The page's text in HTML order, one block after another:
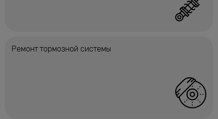
Ремонт тормозной системы